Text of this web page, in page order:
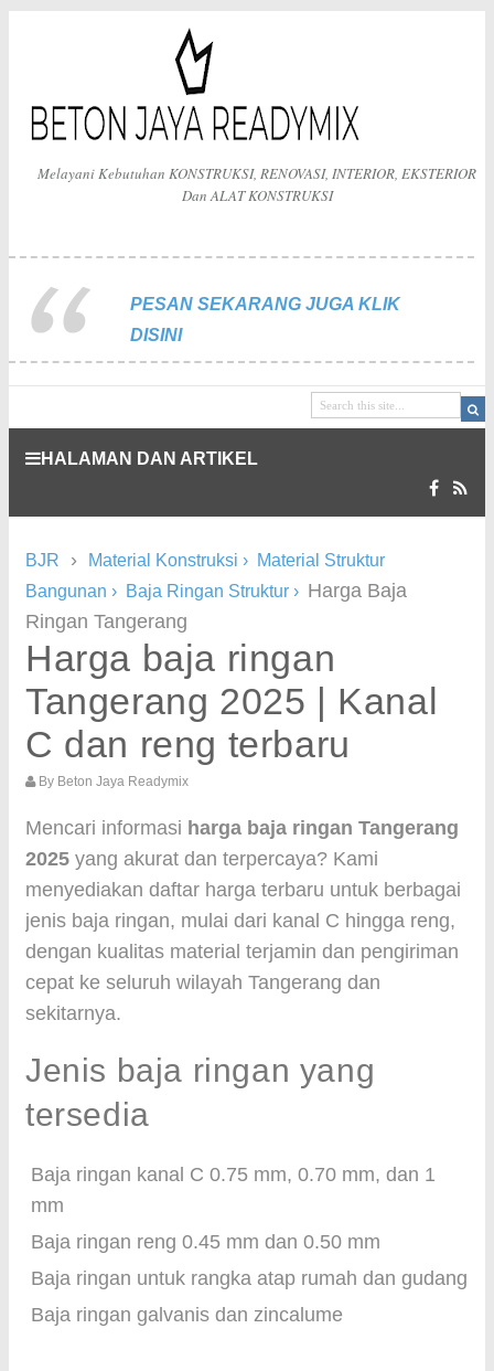
Melayani Kebutuhan KONSTRUKSI, RENOVASI, INTERIOR, EKSTERIOR
Dan ALAT KONSTRUKSI
PESAN SEKARANG JUGA KLIK
DISINI
HALAMAN DAN ARTIKEL
BJR › Material Konstruksi › Material Struktur
Bangunan › Baja Ringan Struktur › Harga Baja
Ringan Tangerang
Harga baja ringan
Tangerang 2025 | Kanal
C dan reng terbaru
By Beton Jaya Readymix
Mencari informasi harga baja ringan Tangerang
2025 yang akurat dan terpercaya? Kami
menyediakan daftar harga terbaru untuk berbagai
jenis baja ringan, mulai dari kanal C hingga reng,
dengan kualitas material terjamin dan pengiriman
cepat ke seluruh wilayah Tangerang dan
sekitarnya.
Jenis baja ringan yang
tersedia
Baja ringan kanal C 0.75 mm, 0.70 mm, dan 1
mm
Baja ringan reng 0.45 mm dan 0.50 mm
Baja ringan untuk rangka atap rumah dan gudang
Baja ringan galvanis dan zincalume